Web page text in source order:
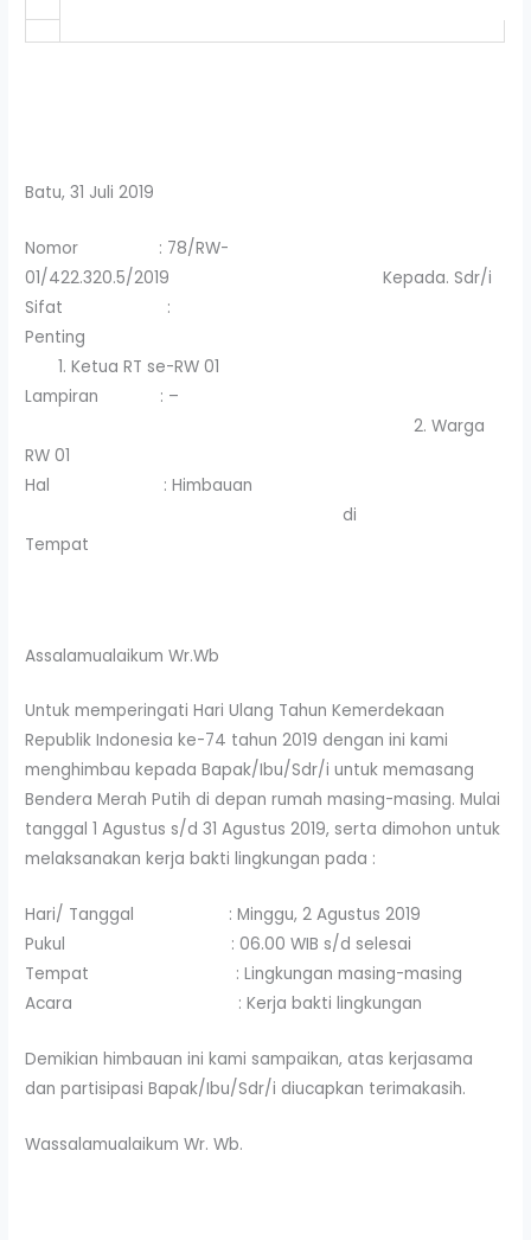
Batu, 31 Juli 2019
Nomor : 78/RW-
01/422.320.5/2019 Kepada. Sdr/i
Sifat :
Penting
1. Ketua RT se-RW 01
Lampiran : –
2. Warga
RW 01
Hal : Himbauan
di
Tempat
Assalamualaikum Wr.Wb
Untuk memperingati Hari Ulang Tahun Kemerdekaan
Republik Indonesia ke-74 tahun 2019 dengan ini kami
menghimbau kepada Bapak/Ibu/Sdr/i untuk memasang
Bendera Merah Putih di depan rumah masing-masing. Mulai
tanggal 1 Agustus s/d 31 Agustus 2019, serta dimohon untuk
melaksanakan kerja bakti lingkungan pada :
Hari/ Tanggal : Minggu, 2 Agustus 2019
Pukul : 06.00 WIB s/d selesai
Tempat : Lingkungan masing-masing
Acara : Kerja bakti lingkungan
Demikian himbauan ini kami sampaikan, atas kerjasama
dan partisipasi Bapak/Ibu/Sdr/i diucapkan terimakasih.
Wassalamualaikum Wr. Wb.